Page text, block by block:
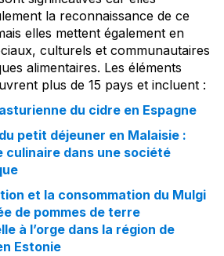
la reconnaissance de ce
elles mettent également en
culturels et communautaires
alimentaires. Les éléments
plus de 15 pays et incluent :
du cidre en Espagne
petit déjeuner en Malaisie :
culinaire dans une société
et la consommation du Mulgi
de pommes de terre
à l’orge dans la région de
Estonie